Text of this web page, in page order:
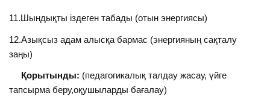
11.Шындықты іздеген табады (отын энергиясы)
12.Азықсыз адам алысқа бармас (энергияның сақталу
заңы)
Қорытынды: (педагогикалық талдау жасау, үйге
тапсырма беру,оқушыларды бағалау)